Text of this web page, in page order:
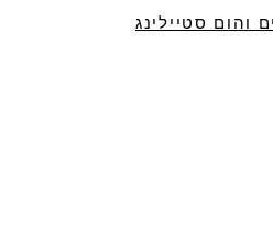
והום סטיילינג